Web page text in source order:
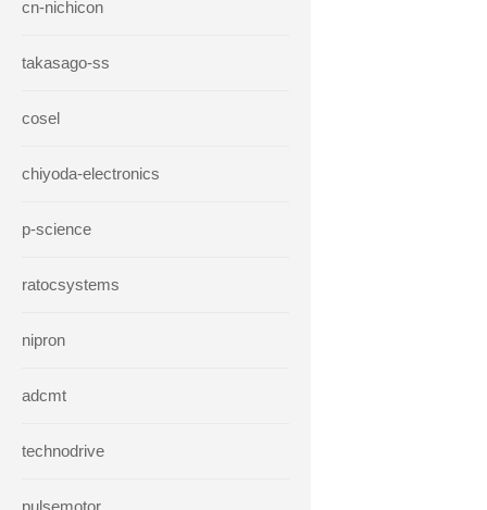
cn-nichicon
takasago-ss
cosel
chiyoda-electronics
p-science
ratocsystems
nipron
adcmt
technodrive
pulsemotor